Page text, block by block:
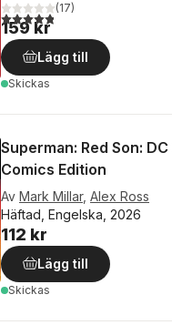
4,8utav 5 stjärnor. Totalt
(17)
159 kr
Lägg till
Skickas
Superman: Red Son:
Comics Edition
Av Mark Millar, Alex Ross
Häftad, Engelska, 2026
112 kr
Lägg till
Skickas